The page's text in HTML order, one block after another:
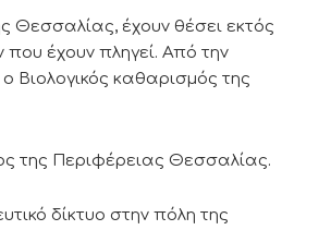
Θεσσαλίας, έχουν θέσει εκτός
που έχουν πληγεί. Από την
Βιολογικός καθαρισμός της
της Περιφέρειας Θεσσαλίας.
δίκτυο στην πόλη της